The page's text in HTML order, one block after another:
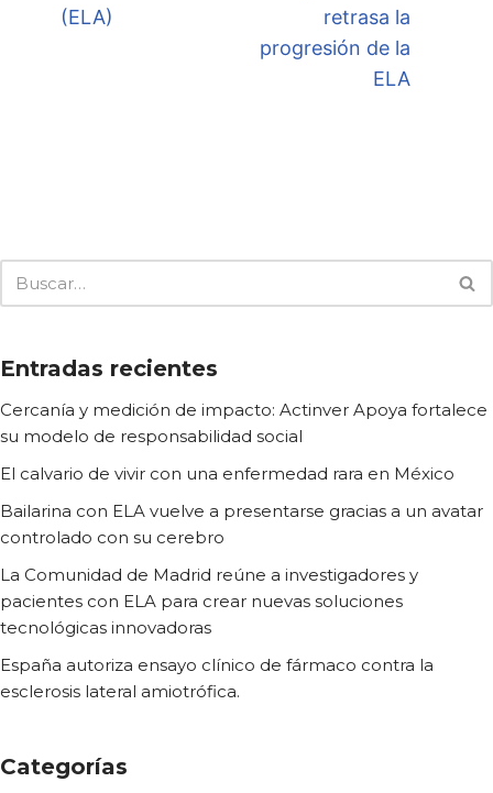
(ELA)
retrasa la
progresión de la
ELA
Entradas recientes
Cercanía y medición de impacto: Actinver Apoya fortalece
su modelo de responsabilidad social
El calvario de vivir con una enfermedad rara en México
Bailarina con ELA vuelve a presentarse gracias a un avatar
controlado con su cerebro
La Comunidad de Madrid reúne a investigadores y
pacientes con ELA para crear nuevas soluciones
tecnológicas innovadoras
España autoriza ensayo clínico de fármaco contra la
esclerosis lateral amiotrófica.
Categorías